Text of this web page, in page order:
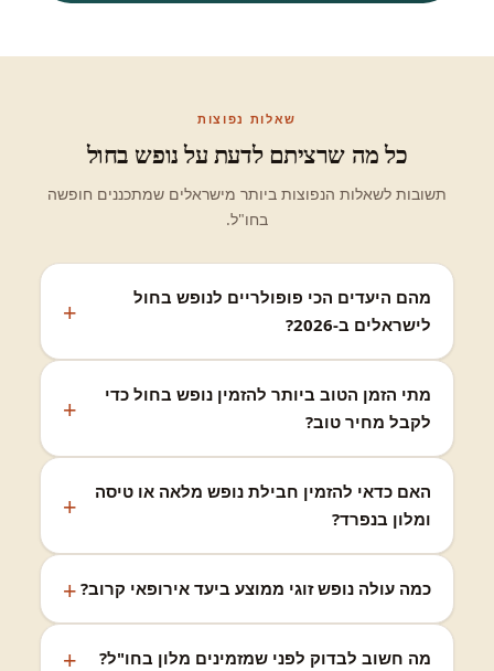
שאלות נפוצות
כל מה שרציתם לדעת על נופש בחול
תשובות לשאלות הנפוצות ביותר מישראלים שמתכננים חופשה
בחו"ל.
מהם היעדים הכי פופולריים לנופש בחול
לישראלים ב-2026?
מתי הזמן הטוב ביותר להזמין נופש בחול כדי
לקבל מחיר טוב?
האם כדאי להזמין חבילת נופש מלאה או טיסה
ומלון בנפרד?
כמה עולה נופש זוגי ממוצע ביעד אירופאי קרוב?
מה חשוב לבדוק לפני שמזמינים מלון בחו"ל?